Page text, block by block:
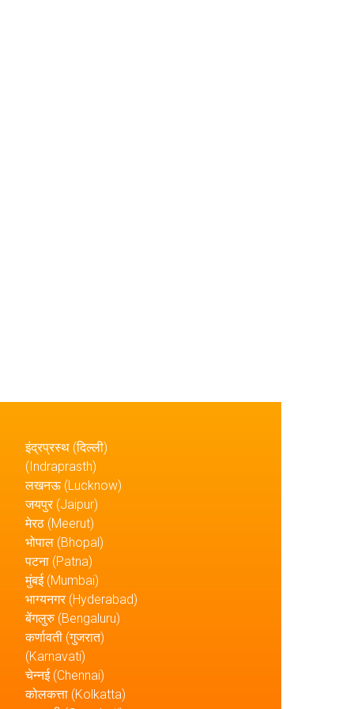
इंद्रप्रस्थ (दिल्ली)
(Indraprasth)
लखनऊ (Lucknow)
जयपुर (Jaipur)
मेरठ (Meerut)
भोपाल (Bhopal)
पटना (Patna)
मुंबई (Mumbai)
भाग्यनगर (Hyderabad)
बेंगलुरु (Bengaluru)
कर्णावती (गुजरात)
(Karnavati)
चेन्नई (Chennai)
कोलकत्ता (Kolkatta)